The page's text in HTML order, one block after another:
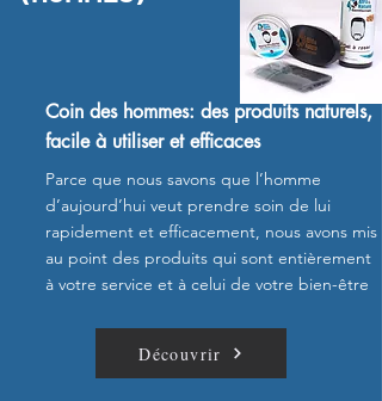
Coin des hommes: des produits naturels,
facile à utiliser et efficaces
Parce que nous savons que l’homme
d’aujourd’hui veut prendre soin de lui
rapidement et efficacement, nous avons mis
au point des produits qui sont entièrement
à votre service et à celui de votre bien-être
Découvrir